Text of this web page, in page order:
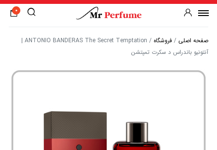
0
صفحه اصلی / فروشگاه /
ANTONIO BANDERAS The Secret Temptation |
آنتونیو باندراس د سکرت تمپتشن